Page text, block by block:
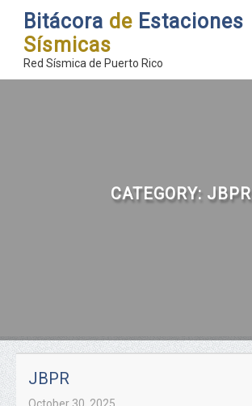
Bitácora de Estaciones
Sísmicas
Red Sísmica de Puerto Rico
CATEGORY: JBPR
JBPR